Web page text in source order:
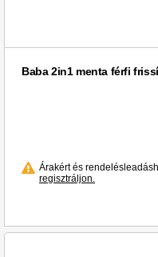
Baba 2in1 menta férfi
Árakért és
regisztráljon.